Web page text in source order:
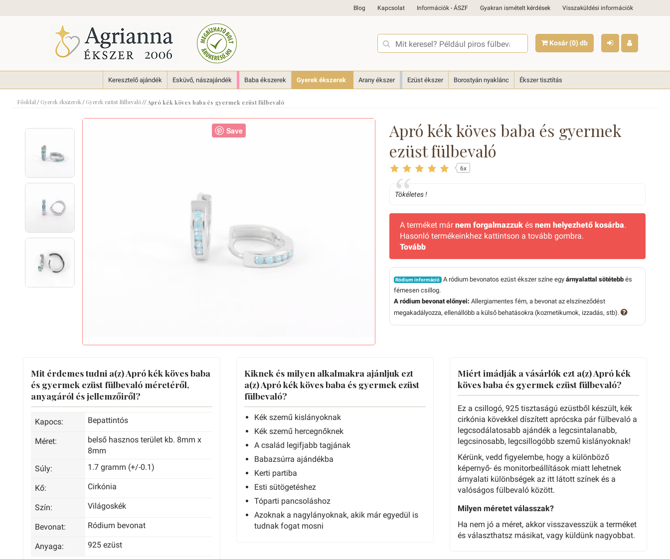
Blog Kapcsolat Információk - ÁSZF Gyakran ismételt kérdések Visszaküldési információk
Kosár (0) db
Keresztelő ajándék Esküvő, nászajándék Baba ékszerek Gyerek ékszerek Arany ékszer Ezüst ékszer Borostyán nyaklánc Ékszer tisztítás
Főoldal/ Gyerek ékszerek/ Gyerek ezüst fülbevaló//Apró kék köves baba és gyermek ezüst fülbevaló
Save
Apró kék köves baba és gyermek
ezüst fülbevaló
6x
Tökéletes !
A terméket márnem forgalmazzukés nem helyezhető kosárba.
Hasonló termékeinkhez kattintson a tovább gombra.
Tovább
Ródium információ A ródium bevonatos ezüst ékszer színe egyárnyalattal sötétebb és
fémesen csillog.
A ródium bevonat előnyei: Allergiamentes fém, a bevonat az elszíneződést
megakadályozza, ellenállóbb a külső behatásokra (kozmetikumok, izzadás, stb).
Mit érdemes tudni a(z) Apró kék köves baba
és gyermek ezüst fülbevaló méretéről,
anyagáról és jellemzőiről?
Kapocs: Bepattintós
Méret:
belső hasznos terület kb. 8mm x
8mm
Súly:
1.7 gramm (+/-0.1)
Kő: Cirkónia
Szín: Világoskék
Bevonat: Ródium bevonat
Anyaga: 925 ezüst
Kiknek és milyen alkalmakra ajánljuk ezt
a(z) Apró kék köves baba és gyermek ezüst
fülbevaló?
Kék szemű kislányoknak
Kék szemű hercegnőknek
A család legifjabb tagjának
Babazsúrra ajándékba
Kerti partiba
Esti sütögetéshez
Tóparti pancsoláshoz
Azoknak a nagylányoknak, akik már egyedül is
tudnak fogat mosni
Miért imádják a vásárlók ezt a(z) Apró kék
köves baba és gyermek ezüst fülbevaló?
Ez a csillogó, 925 tisztaságú ezüstből készült, kék
cirkónia kövekkel díszített aprócska pár fülbevaló a
legcsodálatosabb ajándék a legcsintalanabb,
legcsinosabb, legcsillogóbb szemű kislányoknak!
Kérünk, vedd figyelembe, hogy a különböző
képernyő- és monitorbeállítások miatt lehetnek
árnyalati különbségek az itt látott színek és a
valóságos fülbevaló között.
Milyen méretet válasszak?
Ha nem jó a méret, akkor visszavesszük a terméket
és választhatsz másikat, vagy küldünk nagyobbat.